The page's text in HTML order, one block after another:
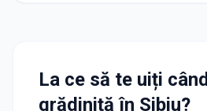
La ce să te uiți
grădinițăîn Sibiu?